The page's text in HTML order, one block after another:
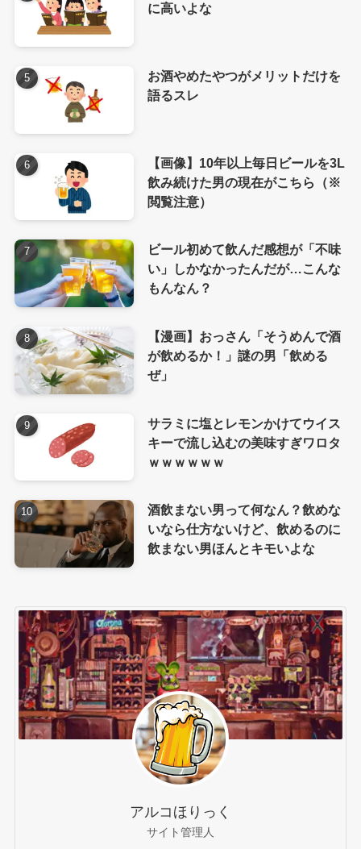
に高いよな
お酒やめたやつがメリットだけを
語るスレ
【画像】10年以上毎日ビールを3L
飲み続けた男の現在がこちら（※
閲覧注意）
ビール初めて飲んだ感想が「不味
い」しかなかったんだが…こんな
もんなん？
【漫画】おっさん「そうめんで酒
が飲めるか！」謎の男「飲める
ぜ」
サラミに塩とレモンかけてウイス
キーで流し込むの美味すぎワロタ
ｗｗｗｗｗｗ
酒飲まない男って何なん？飲めな
いなら仕方ないけど、飲めるのに
飲まない男ほんとキモいよな
アルコほりっく
サイト管理人